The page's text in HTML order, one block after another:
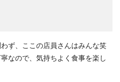
ず、ここの店員さんはみんな笑
なので、気持ちよく食事を楽し